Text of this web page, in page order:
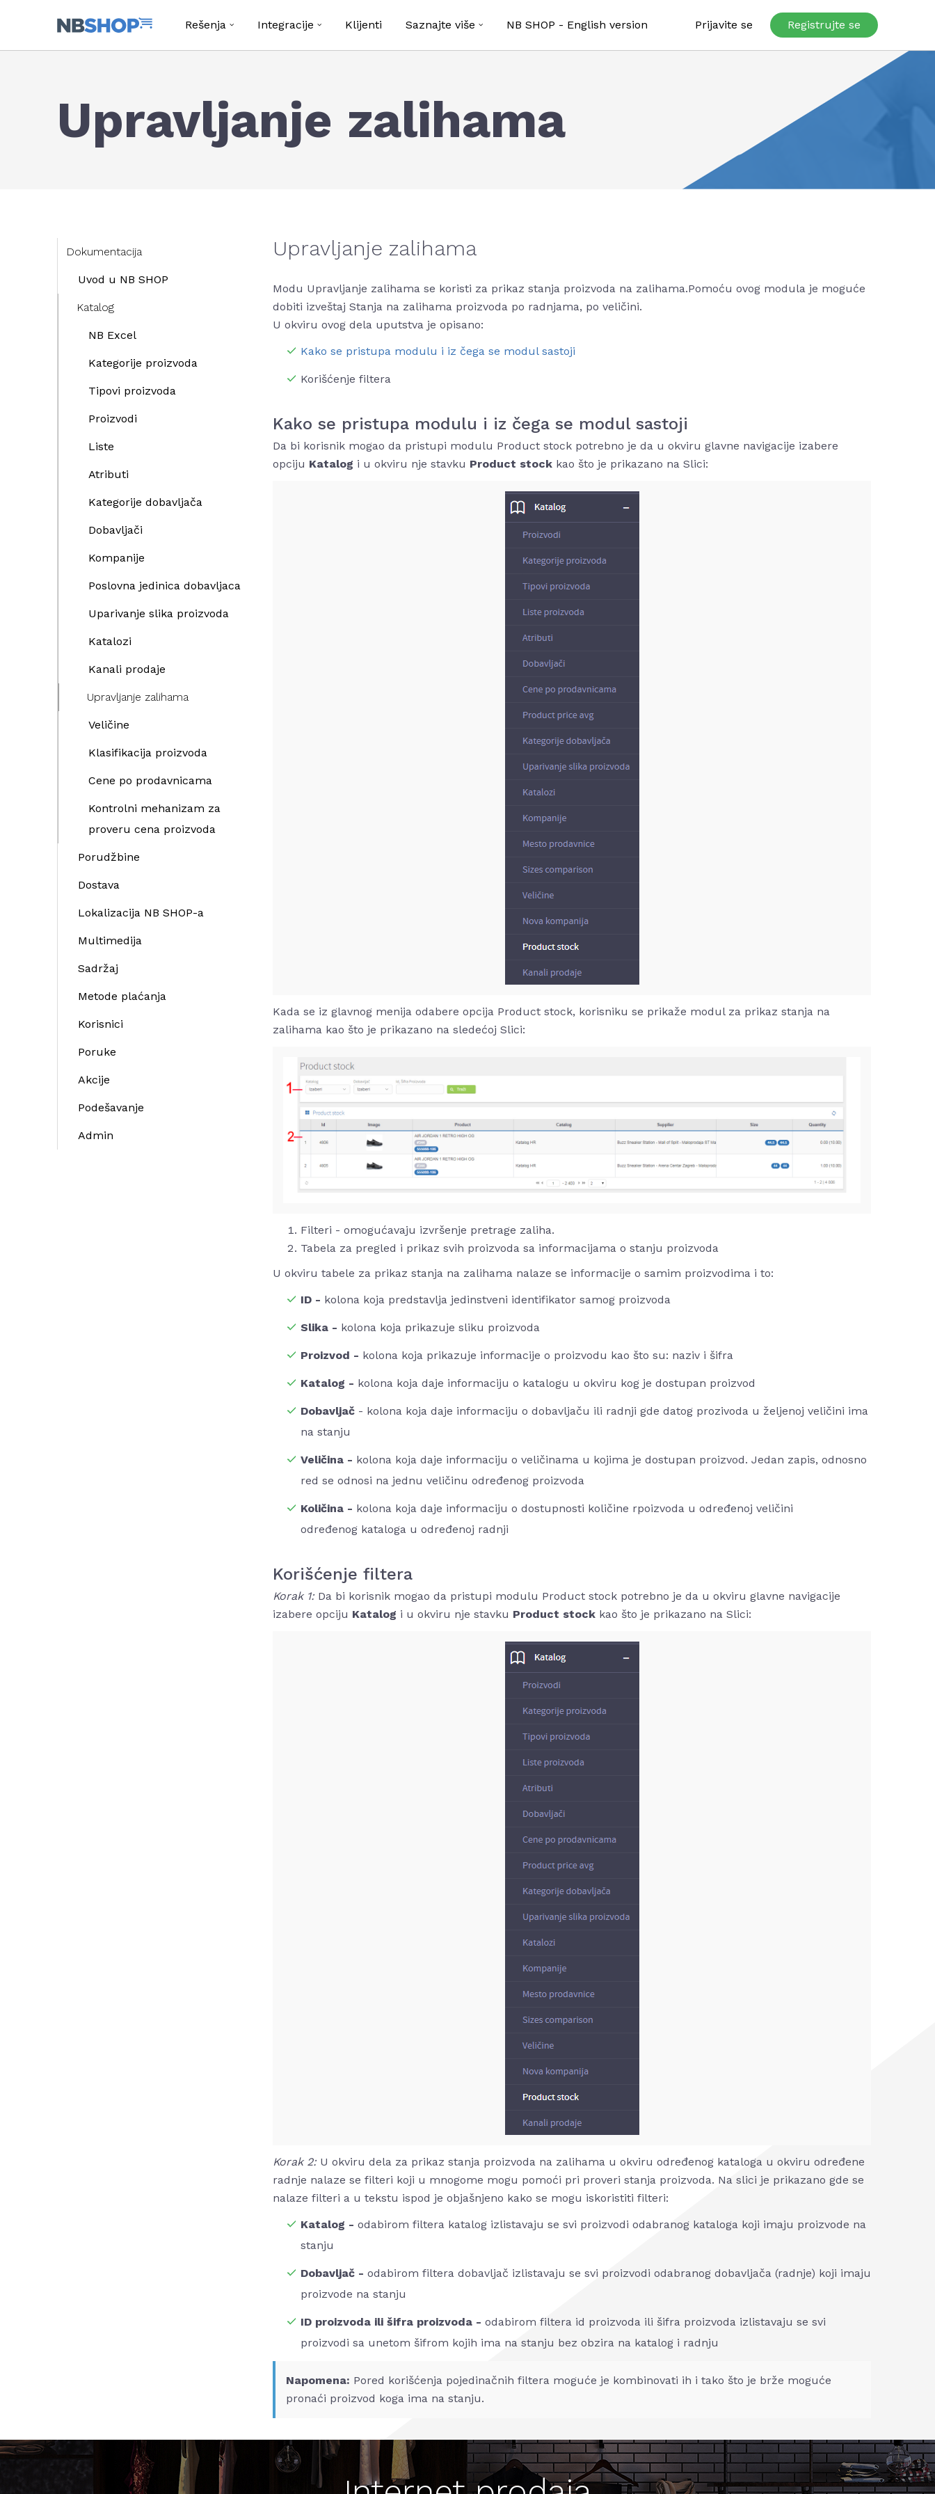
Rešenja Integracije Klijenti Saznajte više NB SHOP - English version Prijavite se Registrujte se
Upravljanje zalihama
Dokumentacija
Uvod u NB SHOP
Katalog
NB Excel
Kategorije proizvoda
Tipovi proizvoda
Proizvodi
Liste
Atributi
Kategorije dobavljača
Dobavljači
Kompanije
Poslovna jedinica dobavljaca
Uparivanje slika proizvoda
Katalozi
Kanali prodaje
Upravljanje zalihama
Veličine
Klasifikacija proizvoda
Cene po prodavnicama
Kontrolni mehanizam za
proveru cena proizvoda
Porudžbine
Dostava
Lokalizacija NB SHOP-a
Multimedija
Sadržaj
Metode plaćanja
Korisnici
Poruke
Akcije
Podešavanje
Admin
Upravljanje zalihama
Modu Upravljanje zalihama se koristi za prikaz stanja proizvoda na zalihama.Pomoću ovog modula je moguće
dobiti izveštaj Stanja na zalihama proizvoda po radnjama, po veličini.
U okviru ovog dela uputstva je opisano:
Kako se pristupa modulu i iz čega se modul sastoji
Korišćenje filtera
Kako se pristupa modulu i iz čega se modul sastoji
Da bi korisnik mogao da pristupi modulu Product stock potrebno je da u okviru glavne navigacije izabere
opciju Katalog i u okviru nje stavku Product stock kao što je prikazano na Slici:
Kada se iz glavnog menija odabere opcija Product stock, korisniku se prikaže modul za prikaz stanja na
zalihama kao što je prikazano na sledećoj Slici:
Filteri - omogućavaju izvršenje pretrage zaliha.
Tabela za pregled i prikaz svih proizvoda sa informacijama o stanju proizvoda
U okviru tabele za prikaz stanja na zalihama nalaze se informacije o samim proizvodima i to:
ID - kolona koja predstavlja jedinstveni identifikator samog proizvoda
Slika - kolona koja prikazuje sliku proizvoda
Proizvod - kolona koja prikazuje informacije o proizvodu kao što su: naziv i šifra
Katalog - kolona koja daje informaciju o katalogu u okviru kog je dostupan proizvod
Dobavljač - kolona koja daje informaciju o dobavljaču ili radnji gde datog prozivoda u željenoj veličini ima
na stanju
Veličina - kolona koja daje informaciju o veličinama u kojima je dostupan proizvod. Jedan zapis, odnosno
red se odnosi na jednu veličinu određenog proizvoda
Količina - kolona koja daje informaciju o dostupnosti količine rpoizvoda u određenoj veličini
određenog kataloga u određenoj radnji
Korišćenje filtera
Korak 1:Da bi korisnik mogao da pristupi modulu Product stock potrebno je da u okviru glavne navigacije
izabere opciju Katalog i u okviru nje stavku Product stock kao što je prikazano na Slici:
Korak 2: U okviru dela za prikaz stanja proizvoda na zalihama u okviru određenog kataloga u okviru određene
radnje nalaze se filteri koji u mnogome mogu pomoći pri proveri stanja proizvoda. Na slici je prikazano gde se
nalaze filteri a u tekstu ispod je objašnjeno kako se mogu iskoristiti filteri:
Katalog - odabirom filtera katalog izlistavaju se svi proizvodi odabranog kataloga koji imaju proizvode na
stanju
Dobavljač - odabirom filtera dobavljač izlistavaju se svi proizvodi odabranog dobavljača (radnje) koji imaju
proizvode na stanju
ID proizvoda ili šifra proizvoda - odabirom filtera id proizvoda ili šifra proizvoda izlistavaju se svi
proizvodi sa unetom šifrom kojih ima na stanju bez obzira na katalog i radnju
Napomena: Pored korišćenja pojedinačnih filtera moguće je kombinovati ih i tako što je brže moguće
pronaći proizvod koga ima na stanju.